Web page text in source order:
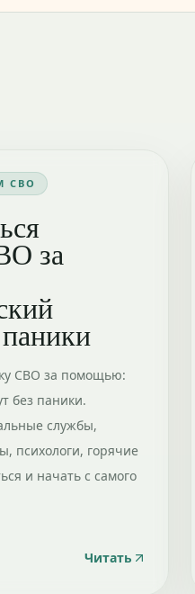
СВО
за
СВО за помощью:
без паники.
службы,
психологи, горячие
и начать с самого
Читать